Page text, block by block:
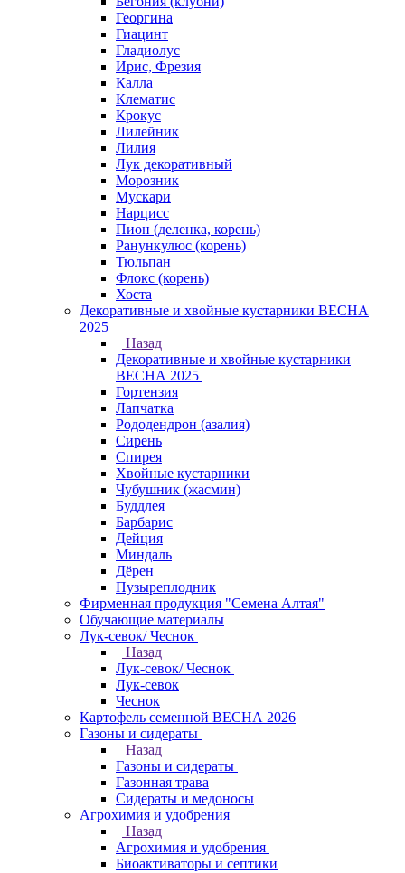
Георгина
Гиацинт
Гладиолус
Ирис, Фрезия
Калла
Клематис
Крокус
Лилейник
Лилия
Лук декоративный
Морозник
Мускари
Нарцисс
Пион (деленка, корень)
Ранункулюс (корень)
Тюльпан
Флокс (корень)
Хоста
Декоративные и хвойные кустарники ВЕСНА
2025
Назад
Декоративные и хвойные кустарники
ВЕСНА 2025
Гортензия
Лапчатка
Рододендрон (азалия)
Сирень
Спирея
Хвойные кустарники
Чубушник (жасмин)
Буддлея
Барбарис
Дейция
Миндаль
Дёрен
Пузыреплодник
Фирменная продукция "Семена Алтая"
Обучающие материалы
Лук-севок/ Чеснок
Назад
Лук-севок/ Чеснок
Лук-севок
Чеснок
Картофель семенной ВЕСНА 2026
Газоны и сидераты
Назад
Газоны и сидераты
Газонная трава
Сидераты и медоносы
Агрохимия и удобрения
Назад
Агрохимия и удобрения
Биоактиваторы и септики